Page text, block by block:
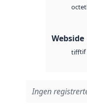
octet
Webside
tifftif
Ingen